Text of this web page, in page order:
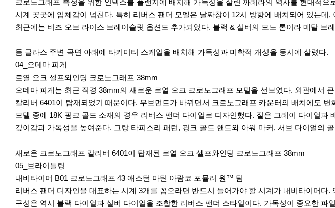
크로노그래프 측정을 위한 인덱스를 플랜지에 배치해 가독성을 살린 까레라의 역사를 현대적
시계 곳곳에 입체감이 넘친다. 특히 리버스 팬더 모델은 날짜창이 12시 방향에 배치되어 있는
최근에는 비즈 오브 라이스 브레이슬릿 옵션도 추가되었다. 블랙 & 실버의 모노 톤이라 메탈 브
돔 글라스 주변 곡면 아래에 타키미터 스케일을 배치해 가독성과 미학적 개성을 동시에 살렸다.
04_오데마 피게
로열 오크 셀프와인딩 크로노그래프 38mm
오데마 피게는 최근 직경 38mm의 새로운 로열 오크 크로노그래프 모델을 선보였다. 외관에서
칼리버 6401이 탑재되었기 때문이다. 무브먼트가 바뀌면서 크로노그래프 카운터의 배치에도
모델 중에 18K 핑크 골드 소재의 경우 리버스 팬더 다이얼로 디자인했다. 짙은 그레이 다이얼
깊이감과 가독성을 높여준다. 그랑 타피스리 패턴, 핑크 골드 핸드와 아워 마커, 서브 다이얼의
새로운 크로노그래프 칼리버 6401이 탑재된 로열 오크 셀프와인딩 크로노그래프 38mm
05_브라이틀링
내비타이머 B01 크로노그래프 43 애스턴 마틴 아람코 포뮬러 원™ 팀
리버스 팬더 디자인을 대표하는 시계 3개를 꼽으라면 반드시 들어가야 할 시계가 내비타이머다
구성은 역시 블랙 다이얼과 실버 다이얼을 조합한 리버스 팬더 스타일이다. 가독성이 중요한